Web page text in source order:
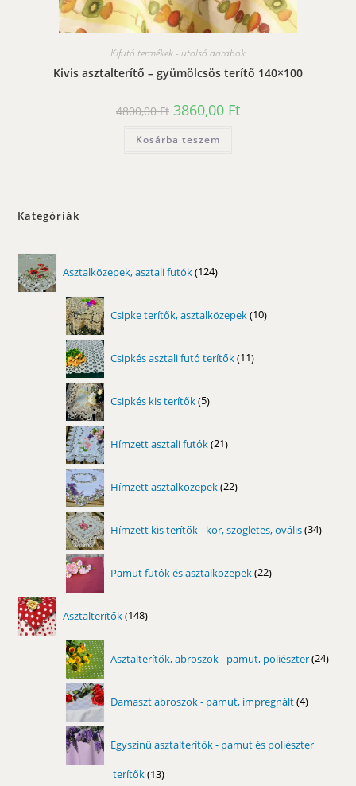
Kifutó termékek - utolsó darabok
Kivis asztalterítő – gyümölcsös terítő 140×100
4800,00Ft Original
price
4800,00 Ft.
3860,00 FtCurrent
price
Kosárba teszem
Kategóriák
Asztalközepek, asztali futók 124
termék
Csipke terítők, asztalközepek 10
termék
Csipkés asztali futó terítők 11
termék
Csipkés kis terítők 5
termék
Hímzett asztali futók 21
termék
Hímzett asztalközepek 22
termék
Hímzett kis terítők - kör, szögletes, ovális 34
termék
Pamut futók és asztalközepek 22
termék
Asztalterítők 148
termék
Asztalterítők, abroszok - pamut, poliészter 24
Damaszt abroszok - pamut, impregnált 4
termék
Egyszínű asztalterítők - pamut és poliészter
terítők 1313